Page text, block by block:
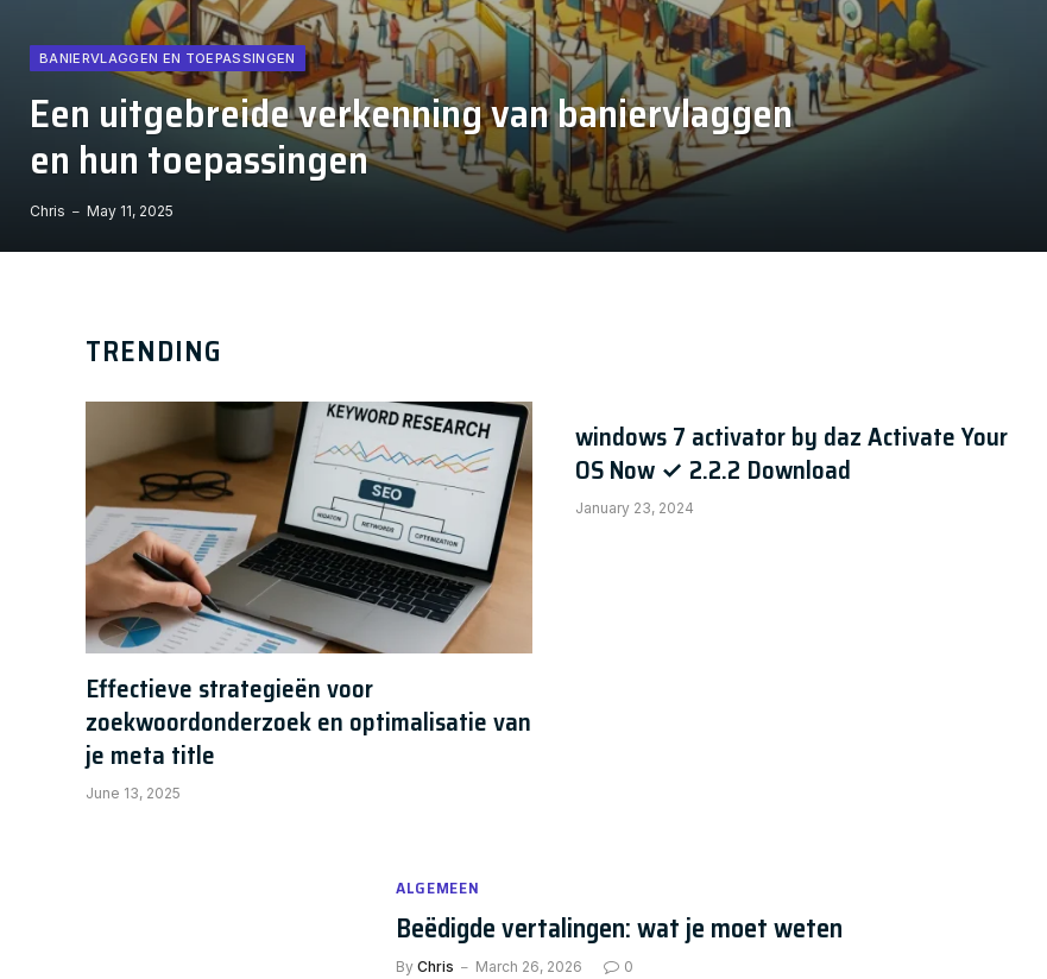
BANIERVLAGGEN EN TOEPASSINGEN
Een uitgebreide verkenning van baniervlaggen
en hun toepassingen
Chris May 11, 2025
TRENDING
Effectieve strategieën voor
zoekwoordonderzoek en optimalisatie van
je meta title
June 13, 2025
windows 7 activator by daz Activate Your
OS Now ✓ 2.2.2 Download
January 23, 2024
ALGEMEEN
Beëdigde vertalingen: wat je moet weten
By Chris March 26, 2026 0